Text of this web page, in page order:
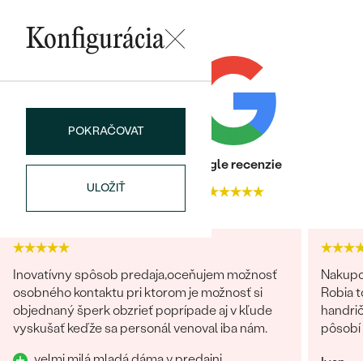
Wave kolekcia
OBJAVIŤ
PODĽA TVARU DRAHOKAMU
DIAMANTY
náušnice
Personalizované
prívesky
OBJAVIŤ
Najpredávanejšie
prstene
Konfigurácia
POKRAČOVAT
ULOŽIŤ
Heuréka recenzie
4.9
Google recenzie
Inovatívny spôsob predaja,oceňujem možnosť
osobného kontaktu pri ktorom je možnosť si
objednaný šperk obzrieť poprípade aj v kľude
vyskušať keďže sa personál venoval iba nám.
Robia
pôsobí